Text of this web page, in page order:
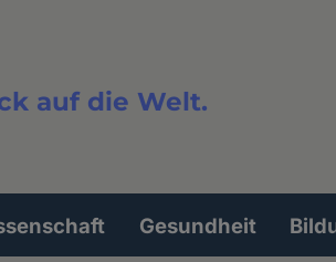
auf die Welt.
Gesundheit